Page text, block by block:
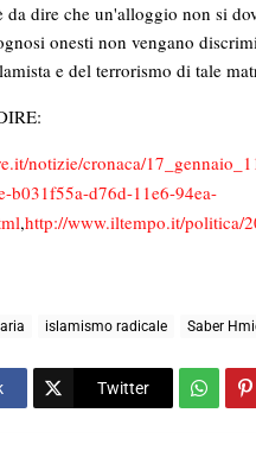
dire che un'alloggio non si
onesti non vengano
e del terrorismo di tale
notizie/cronaca/
b031f55a-d76d-11e6-94ea-
,http://www.iltempo.it/politica/
islamismo radicale Saber
Twitter